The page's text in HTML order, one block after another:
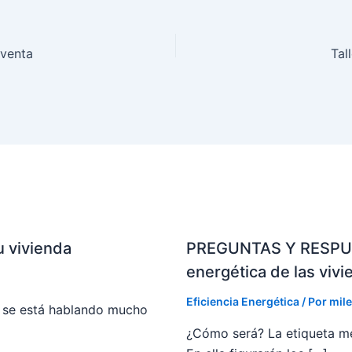
vivienda
está hablando mucho
PREGUNTAS Y
energética de las
Eficiencia Energética/ Por
¿Cómo será? La etiqueta